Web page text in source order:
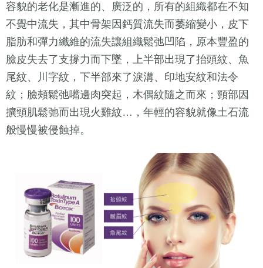
容貌的老化是漸進的、廣泛的，所有的組織都在不知
不覺中流失，其中骨架因鈣質流失而萎縮變小，皮下
脂肪和彈力纖維的流失讓組織鬆弛凹陷，原本豐盈的
臉皮失去了支撐力而下墜，上半部出現了抬頭紋、魚
尾紋、川字紋，下半部來了淚溝、印地安紋和法令
紋；臉頰鬆弛嘴邊肉突起，木偶紋隨之而來；頸部因
擴頸肌鬆弛而出現火雞紋…，年輕的容貌就像土石流
般慢慢被侵蝕掉。